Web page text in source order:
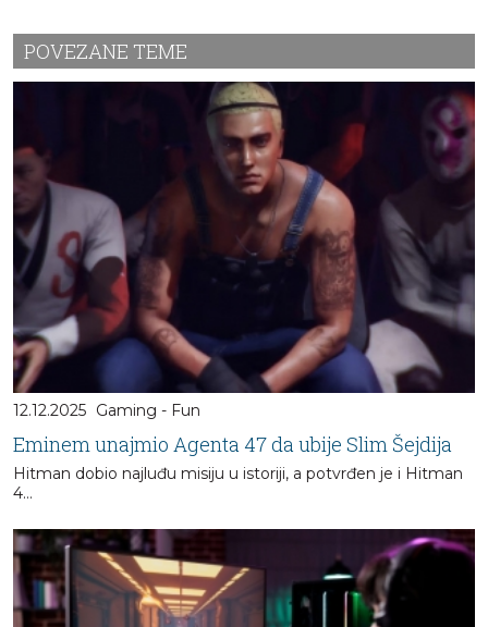
POVEZANE TEME
12.12.2025 Gaming - Fun
Eminem unajmio Agenta 47 da ubije Slim Šejdija
Hitman dobio najluđu misiju u istoriji, a potvrđen je i Hitman
4…